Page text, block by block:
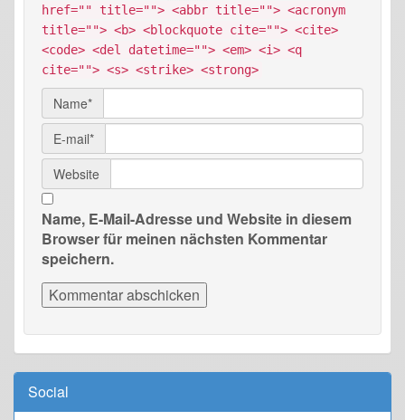
href="" title=""> <abbr title=""> <acronym
title=""> <b> <blockquote cite=""> <cite>
<code> <del datetime=""> <em> <i> <q
cite=""> <s> <strike> <strong>
Name*
E-mail*
Website
Name, E-Mail-Adresse und Website in diesem
Browser für meinen nächsten Kommentar
speichern.
Social